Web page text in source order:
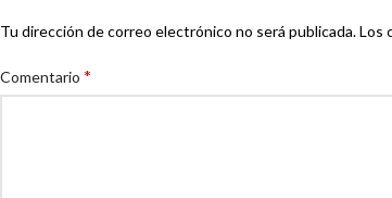
Tu dirección de correo electrónico no será publicada.Los
Comentario *